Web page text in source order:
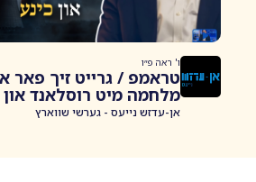
ו' ראה פ״ו
טראמפ / גרייט זיך פאר
מלחמה מיט רוסלאנד און
אן-עדזש נייעס - גערשי שווארץ